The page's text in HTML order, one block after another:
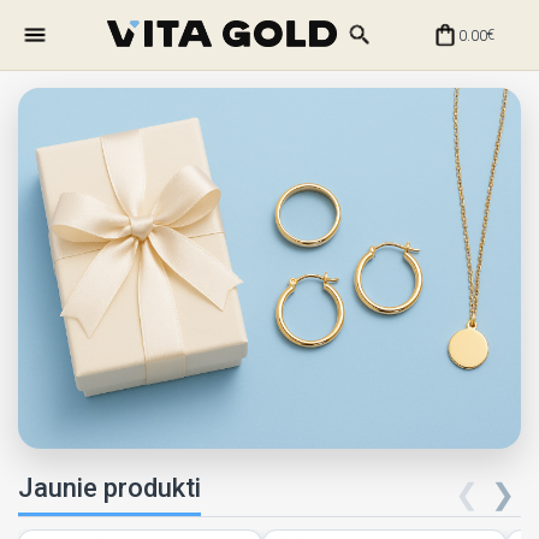
0.00€
Jaunie produkti ❮ ❯